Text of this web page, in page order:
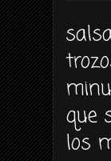
que
los